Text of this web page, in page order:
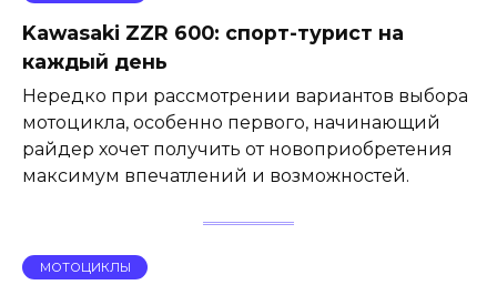
Kawasaki ZZR 600: спорт-турист на
каждый день
Нередко при рассмотрении вариантов выбора
мотоцикла, особенно первого, начинающий
райдер хочет получить от новоприобретения
максимум впечатлений и возможностей.
МОТОЦИКЛЫ